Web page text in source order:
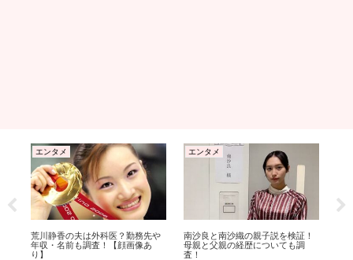
エンタメ
荒川静香の夫は外科医？勤務先や
年収・名前も調査！【顔画像あ
り】
エンタメ
南沙良と南沙織の親子説を検証！
母親と父親の経歴についても調
査！